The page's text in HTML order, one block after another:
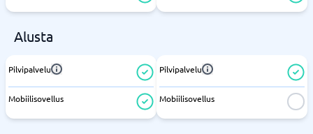
Alusta
Pilvipalvelu
Mobiilisovellus
Pilvipalvelu
Mobiilisovellus